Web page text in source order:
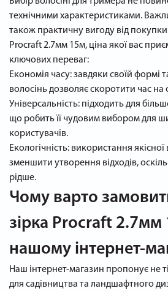
технічними характеристиками.
також практичну вигоду від
Procraft 2.7мм 15м, ціна якої вас
ключових переваг:
Економія часу: завдяки своїй формі
волосінь дозволяє скоротити час на
Універсальність: підходить для
що робить її чудовим вибором для
користувачів.
Екологічність: використання
зменшити утворення відходів,
рідше.
Чому варто
зірка Procraft 2.7мм
нашому інтернет-
Наш інтернет-магазин пропонує не
для садівництва та ландшафтного